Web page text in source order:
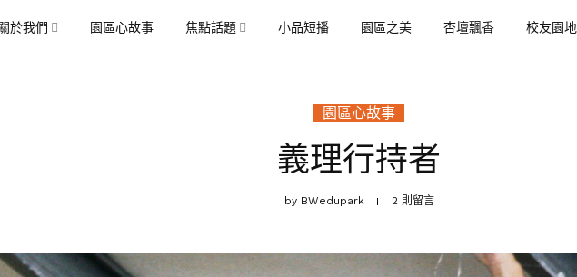
於我們 園區心故事 焦點話題 小品短播 園區之美 杏壇飄香 校友園地
園區心故事
義理行持者
byBWedupark 2 則留言